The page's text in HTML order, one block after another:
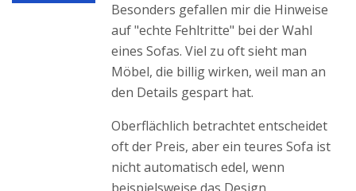
Besonders gefallen mir die Hinweise
auf "echte Fehltritte" bei der Wahl
eines Sofas. Viel zu oft sieht man
Möbel, die billig wirken, weil man an
den Details gespart hat.
Oberflächlich betrachtet entscheidet
oft der Preis, aber ein teures Sofa ist
nicht automatisch edel, wenn